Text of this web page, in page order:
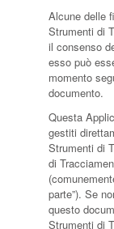
Alcune delle
Strumenti di
il consenso
esso può
momento
documento.
Questa
gestiti
Strumenti di
di
parte”). Se
questo
Strumenti di